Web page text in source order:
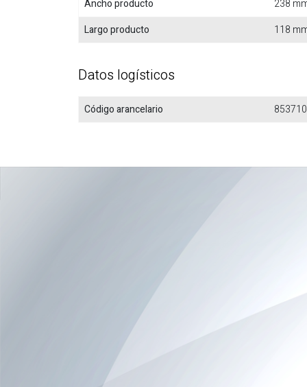
Ancho producto
238
Largo producto
118
Datos logísticos
Código arancelario